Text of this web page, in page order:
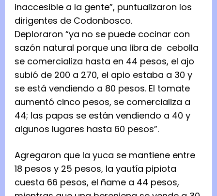
inaccesible a la gente”, puntualizaron los
dirigentes de Codonbosco.
Deploraron “ya no se puede cocinar con
sazón natural porque una libra de cebolla
se comercializa hasta en 44 pesos, el ajo
subió de 200 a 270, el apio estaba a 30 y
se está vendiendo a 80 pesos. El tomate
aumentó cinco pesos, se comercializa a
44; las papas se están vendiendo a 40 y
algunos lugares hasta 60 pesos”.
Agregaron que la yuca se mantiene entre
18 pesos y 25 pesos, la yautía pipiota
cuesta 66 pesos, el ñame a 44 pesos,